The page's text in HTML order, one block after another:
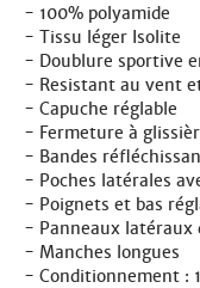
100% polyamide
Tissu léger Isolite
Doublure sportive
Resistant au vent
Capuche réglable
Fermeture à
Bandes
Poches latérales
Poignets et bas
Panneaux latéraux
Manches longues
Conditionnement :